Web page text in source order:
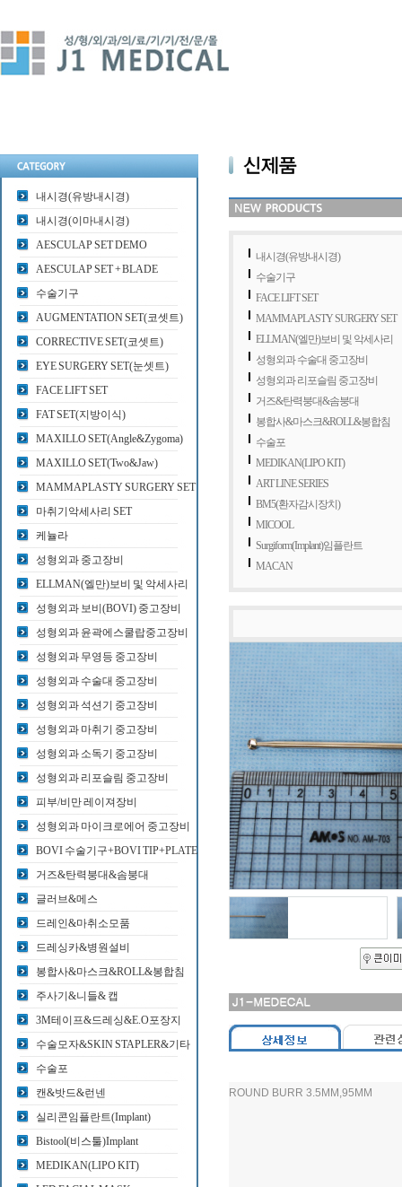
내시경(유방내시경)
내시경(이마내시경)
AESCULAP SET DEMO
AESCULAP SET + BLADE
수술기구
AUGMENTATION SET(코셋트)
CORRECTIVE SET(코셋트)
EYE SURGERY SET(눈셋트)
FACE LIFT SET
FAT SET(지방이식)
MAXILLO SET(Angle&Zygoma)
MAXILLO SET(Two&Jaw)
MAMMAPLASTY SURGERY SET
마취기악세사리 SET
케뉼라
성형외과 중고장비
ELLMAN(엘만)보비 및 악세사리
성형외과 보비(BOVI) 중고장비
성형외과 윤곽에스쿨랍중고장비
성형외과 무영등 중고장비
성형외과 수술대 중고장비
성형외과 석션기 중고장비
성형외과 마취기 중고장비
성형외과 소독기 중고장비
성형외과 리포슬림 중고장비
피부/비만 레이져장비
성형외과 마이크로에어 중고장비
BOVI 수술기구+BOVI TIP+PLATE
거즈&탄력붕대&솜붕대
글러브&메스
드레인&마취소모품
드레싱카&병원설비
봉합사&마스크&ROLL&봉합침
주사기&니들& 캡
3M테이프&드레싱&E.O포장지
수술모자&SKIN STAPLER&기타
수술포
캔&밧드&런넨
실리콘임플란트(Implant)
Bistool(비스툴)Implant
MEDIKAN(LIPO KIT)
내시경(유방내시경)
수술기구
FACE LIFT SET
MAMMAPLASTY SURGERY SET
ELLMAN(엘만)보비 및 악세사리
성형외과 수술대 중고장비
성형외과 리포슬림 중고장비
거즈&탄력붕대&솜붕대
봉합사&마스크&ROLL&봉합침
수술포
MEDIKAN(LIPO KIT)
ART LINE SERIES
BM5(환자감시장치)
MICOOL
Surgiform(Implant)임플란트
MACAN
ROUND BURR 3.5MM,95MM